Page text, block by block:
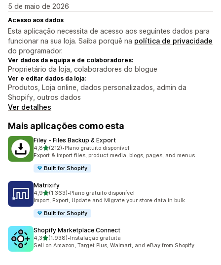
5 de maio de 2026
Acesso aos dados
Esta aplicação necessita de acesso aos seguintes dados para
funcionar na sua loja. Saiba porquê na política de privacidade
do programador.
Ver dados da equipa e de colaboradores:
Proprietário da loja, colaboradores do blogue
Ver e editar dados da loja:
Produtos, Loja online, dados personalizados, admin da
Shopify, outros dados
Ver detalhes
Mais aplicações como esta
Filey ‑ Files Backup & Export
4,8de 5 estrelas
(212)
212 total de avaliações
•Plano gratuito disponível
Export & import files, product media, blogs, pages, and menus
Built for Shopify
Matrixify
4,9de 5 estrelas
(1.363)
1363 total de avaliações
•Plano gratuito disponível
Import, Export, Update and Migrate your store data in bulk
Built for Shopify
Shopify Marketplace Connect
4,3de 5 estrelas
(1.938)
1938 total de avaliações
•Instalação gratuita
Sell on Amazon, Target Plus, Walmart, and eBay from Shopify